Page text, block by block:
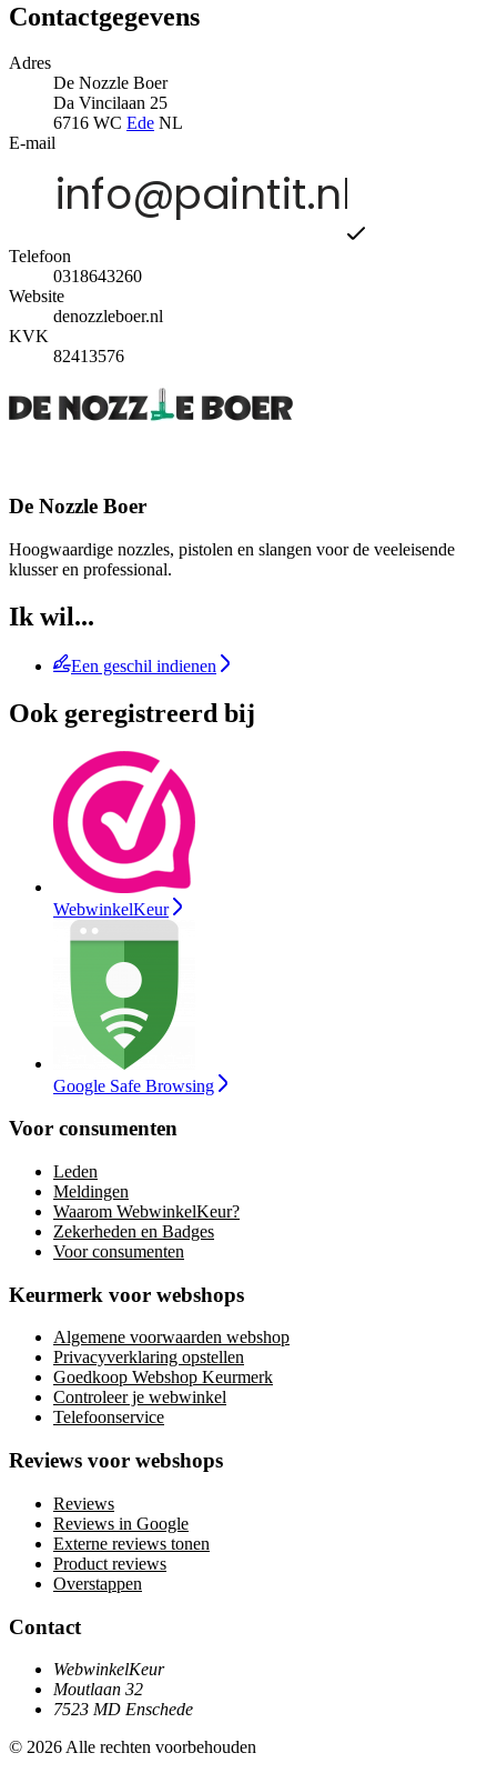
Contactgegevens
Adres
De Nozzle Boer
Da Vincilaan 25
6716 WC Ede NL
E-mail
Telefoon
0318643260
Website
denozzleboer.nl
KVK
82413576
De Nozzle Boer
Hoogwaardige nozzles, pistolen en slangen voor de veeleisende
klusser en professional.
Ik wil...
Een geschil indienen
Ook geregistreerd bij
WebwinkelKeur
Google Safe Browsing
Voor consumenten
Leden
Meldingen
Waarom WebwinkelKeur?
Zekerheden en Badges
Voor consumenten
Keurmerk voor webshops
Algemene voorwaarden webshop
Privacyverklaring opstellen
Goedkoop Webshop Keurmerk
Controleer je webwinkel
Telefoonservice
Reviews voor webshops
Reviews
Reviews in Google
Externe reviews tonen
Product reviews
Overstappen
Contact
WebwinkelKeur
Moutlaan 32
7523 MD Enschede
© 2026 Alle rechten voorbehouden